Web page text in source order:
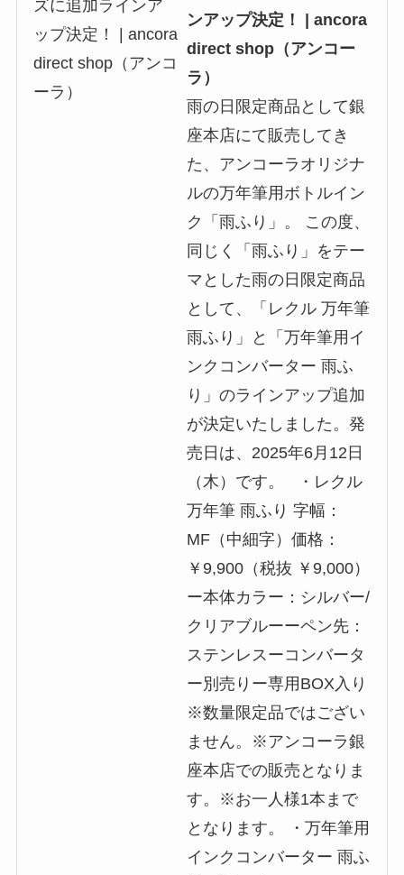
ンアップ決定！ | ancora
direct shop（アンコー
ラ）
雨の日限定商品として銀
座本店にて販売してき
た、アンコーラオリジナ
ルの万年筆用ボトルイン
ク「雨ふり」。 この度、
同じく「雨ふり」をテー
マとした雨の日限定商品
として、「レクル 万年筆
雨ふり」と「万年筆用イ
ンクコンバーター 雨ふ
り」のラインアップ追加
が決定いたしました。発
売日は、2025年6月12日
（木）です。 ・レクル
万年筆 雨ふり 字幅：
MF（中細字）価格：
￥9,900（税抜 ￥9,000）
ー本体カラー：シルバー/
クリアブルーーペン先：
ステンレスーコンバータ
ー別売りー専用BOX入り
※数量限定品ではござい
ません。※アンコーラ銀
座本店での販売となりま
す。※お一人様1本まで
となります。 ・万年筆用
インクコンバーター 雨ふ